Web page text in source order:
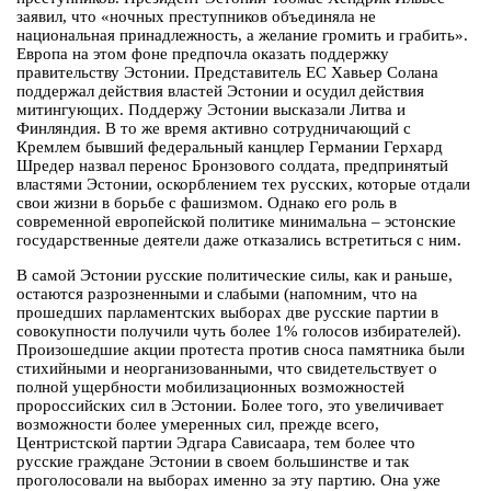
заявил, что «ночных преступников объединяла не
национальная принадлежность, а желание громить и грабить».
Европа на этом фоне предпочла оказать поддержку
правительству Эстонии. Представитель ЕС Хавьер Солана
поддержал действия властей Эстонии и осудил действия
митингующих. Поддержу Эстонии высказали Литва и
Финляндия. В то же время активно сотрудничающий с
Кремлем бывший федеральный канцлер Германии Герхард
Шредер назвал перенос Бронзового солдата, предпринятый
властями Эстонии, оскорблением тех русских, которые отдали
свои жизни в борьбе с фашизмом. Однако его роль в
современной европейской политике минимальна – эстонские
государственные деятели даже отказались встретиться с ним.
В самой Эстонии русские политические силы, как и раньше,
остаются разрозненными и слабыми (напомним, что на
прошедших парламентских выборах две русские партии в
совокупности получили чуть более 1% голосов избирателей).
Произошедшие акции протеста против сноса памятника были
стихийными и неорганизованными, что свидетельствует о
полной ущербности мобилизационных возможностей
пророссийских сил в Эстонии. Более того, это увеличивает
возможности более умеренных сил, прежде всего,
Центристской партии Эдгара Сависаара, тем более что
русские граждане Эстонии в своем большинстве и так
проголосовали на выборах именно за эту партию. Она уже